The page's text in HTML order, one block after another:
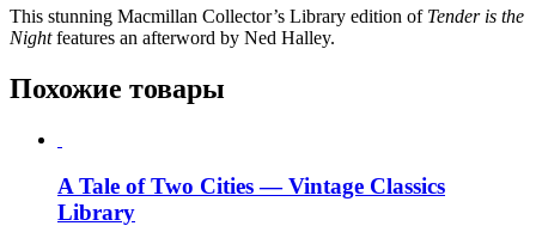
This stunning Macmillan Collector’s Library edition of Tender is the
Nightfeatures an afterword by Ned Halley.
Похожие товары
A Tale of Two Cities — Vintage Classics
Library